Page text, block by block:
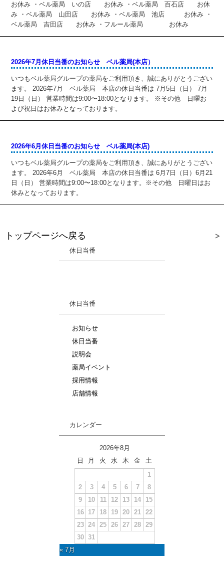
お休み ・ベル薬局 いの店 お休み ・ベル薬局 百石店 お休
み ・ベル薬局 山田店 お休み ・ベル薬局 池店 お休み ・
ベル薬局 吉田店 お休み ・フルール薬局 お休み
2026年7月休日当番のお知らせ ベル薬局(本店）
いつもベル薬局グループの薬局をご利用頂き、誠にありがとうござい
ます。 2026年7月 ベル薬局 本店の休日当番は 7月5日（日） 7月
19日（日） 営業時間は9:00〜18:00となります。 ※その他 日曜お
よび祝日はお休みとなっております。
2026年6月休日当番のお知らせ ベル薬局(本店)
いつもベル薬局グループの薬局をご利用頂き、誠にありがとうござい
ます。 2026年6月 ベル薬局 本店の休日当番は 6月7日（日）6月21
日（日） 営業時間は9:00〜18:00となります。※その他 日曜日はお
休みとなっております。
トップページへ戻る
休日当番
休日当番
お知らせ
休日当番
説明会
薬局イベント
採用情報
店舗情報
カレンダー
2026年8月
日
月 火 水 木 金
土
1
2
3 4 5 6 7
8
9
10 11 12 13 14
15
16
17 18 19 20 21 22
23 24 25 26 27 28 29
30 31
« 7月